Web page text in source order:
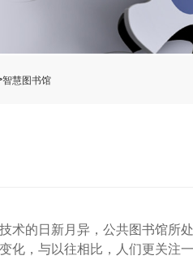
智慧图书馆
术的日新月异，公共图书馆所
化，与以往相比，人们更关注